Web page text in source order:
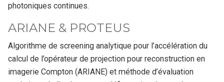
photoniques continues.
ARIANE & PROTEUS
Algorithme de screening analytique pour l’accélération du
calcul de l’opérateur de projection pour reconstruction en
imagerie Compton (ARIANE) et méthode d’évaluation